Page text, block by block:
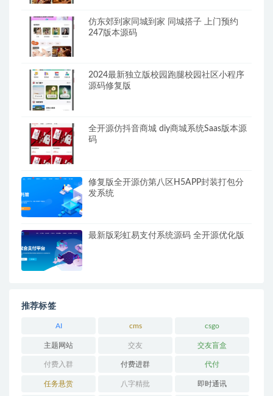
仿东郊到家同城到家 同城搭子 上门预约
247版本源码
2024最新独立版校园跑腿校园社区小程序
源码修复版
全开源仿抖音商城 diy商城系统Saas版本源
码
修复版全开源仿第八区H5APP封装打包分
发系统
最新版彩虹易支付系统源码 全开源优化版
推荐标签
AI cms csgo
主题网站 交友 交友盲盒
付费入群 付费进群 代付
任务悬赏 八字精批 即时通讯